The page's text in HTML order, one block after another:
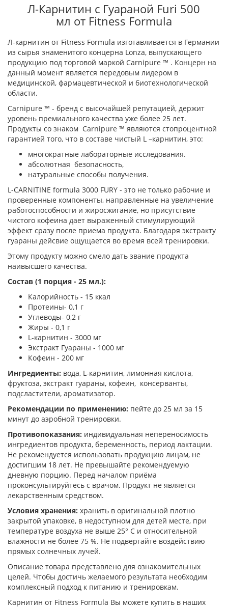
Л-Карнитин с Гуараной Furi 500
мл от Fitness Formula
Л-карнитин от Fitness Formula изготавливается в Германии
из сырья знаменитого концерна Lonza, выпускающего
продукцию под торговой маркой Carnipure ™ . Концерн на
данный момент является передовым лидером в
медицинской, фармацевтической и биотехнологической
области.
Carnipure ™ - бренд с высочайшей репутацией, держит
уровень премиального качества уже более 25 лет.
Продукты со знаком Carnipure ™ являются стопроцентной
гарантией того, что в составе чистый L –карнитин, это:
многократные лабораторные исследования.
абсолютная безопасность,
натуральные способы получения.
L-CARNITINE formula 3000 FURY - это не только рабочие и
проверенные компоненты, направленные на увеличение
работоспособности и жиросжигание, но присутствие
чистого кофеина дает выраженный стимулирующий
эффект сразу после приема продукта. Благодаря экстракту
гуараны дейсвие ощущается во время всей тренировки.
Этому продукту можно смело дать звание продукта
наивысшего качества.
Состав (1 порция - 25 мл.):
Калорийность - 15 ккал
Протеины- 0,1 г
Углеводы- 0,2 г
Жиры - 0,1 г
L-карнитин - 3000 мг
Экстракт Гуараны - 1000 мг
Кофеин - 200 мг
Ингредиенты: вода, L-карнитин, лимонная кислота,
фруктоза, экстракт гуараны, кофеин, консерванты,
подсластители, ароматизатор.
Рекомендации по применению: пейте до 25 мл за 15
минут до аэробной тренировки.
Противопоказания: индивидуальная непереносимость
ингредиентов продукта, беременность, период лактации.
Не рекомендуется использовать продукцию лицам, не
достигшим 18 лет. Не превышайте рекомендуемую
дневную порцию. Перед началом приёма
проконсультируйтесь с врачом. Продукт не является
лекарственным средством.
Условия хранения: хранить в оригинальной плотно
закрытой упаковке, в недоступном для детей месте, при
температуре воздуха не выше 25° С и относительной
влажности не более 75 %. Не подвергайте воздействию
прямых солнечных лучей.
Описание товара представлено для ознакомительных
целей. Чтобы достичь желаемого результата необходим
комплексный подход к питанию и тренировкам.
Карнитин от Fitness Formula Вы можете купить в наших